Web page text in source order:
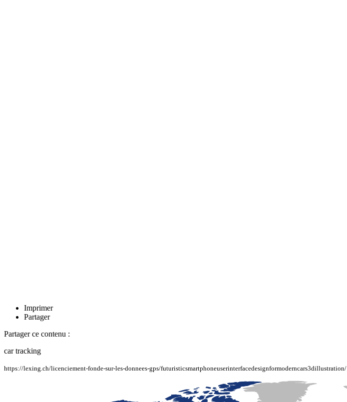
Imprimer
Partager
Partager ce contenu :
car tracking
https://lexing.ch/licenciement-fonde-sur-les-donnees-gps/futuristicsmartphoneuserinterfacedesignformoderncars3dillustration/